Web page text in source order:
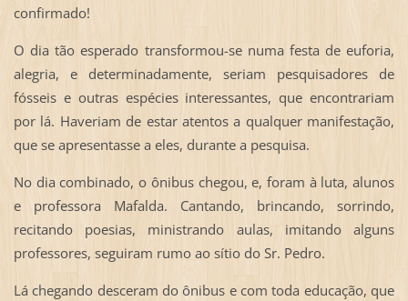
confirmado!
O dia tão esperado transformou-se numa festa de euforia,
alegria, e determinadamente, seriam pesquisadores de
fósseis e outras espécies interessantes, que encontrariam
por lá. Haveriam de estar atentos a qualquer manifestação,
que se apresentasse a eles, durante a pesquisa.
No dia combinado, o ônibus chegou, e, foram à luta, alunos
e professora Mafalda. Cantando, brincando, sorrindo,
recitando poesias, ministrando aulas, imitando alguns
professores, seguiram rumo ao sítio do Sr. Pedro.
Lá chegando desceram do ônibus e com toda educação, que